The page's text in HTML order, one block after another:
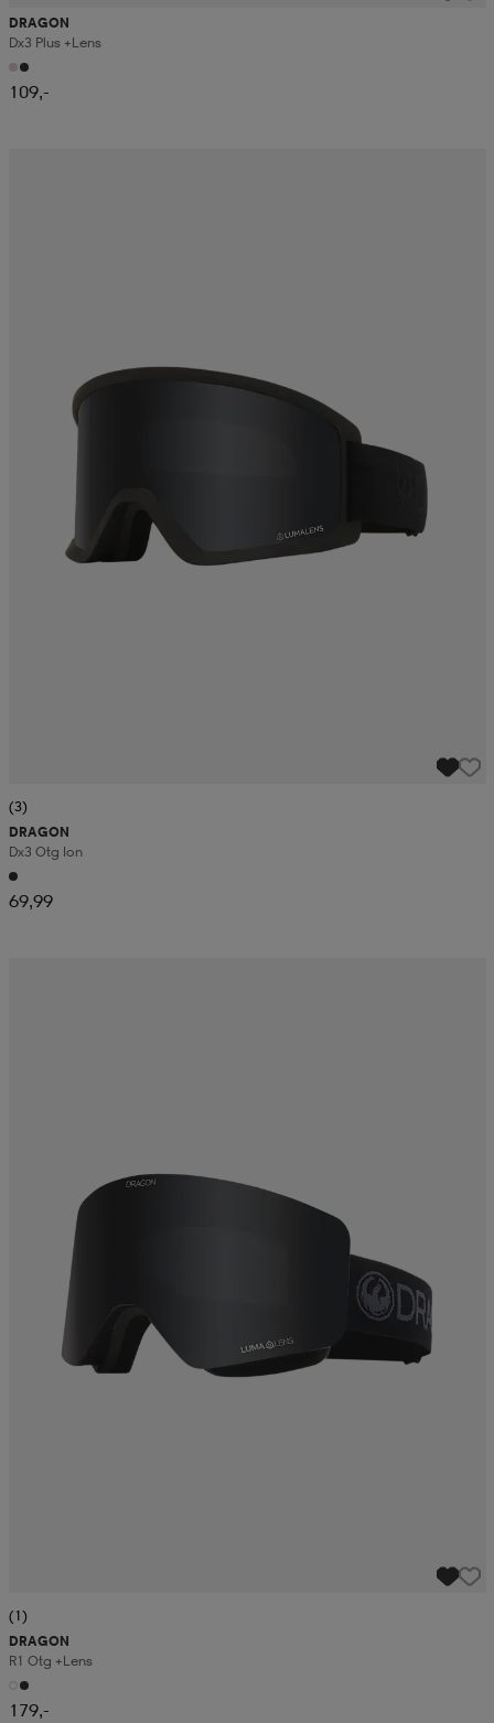
DRAGON
Dx3 Plus +lens
109,-
(3)
DRAGON
Dx3 Otg Ion
69,99
(1)
DRAGON
R1 Otg +lens
179,-